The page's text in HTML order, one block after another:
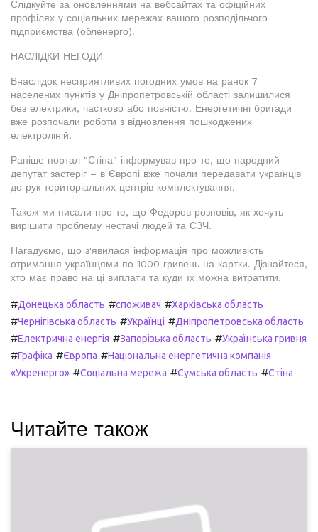
Слідкуйте за оновленнями на вебсайтах та офіційних
профілях у соціальних мережах вашого розподільчого
підприємства (обленерго).
НАСЛІДКИ НЕГОДИ
Внаслідок несприятливих погодних умов на ранок 7
населених пунктів у Дніпропетровській області залишилися
без електрики, частково або повністю. Енергетичні бригади
вже розпочали роботи з відновлення пошкоджених
електроліній.
Раніше портал "Стіна" інформував про те, що народний
депутат застеріг – в Європі вже почали передавати українців
до рук територіальних центрів комплектування.
Також ми писали про те, що Федоров розповів, як хочуть
вирішити проблему нестачі людей та СЗЧ.
Нагадуємо, що з'явилася інформація про можливість
отримання українцями по 1000 гривень на картки. Дізнайтеся,
хто має право на ці виплати та куди їх можна витратити.
#Донецька область #споживач #Харківська область
#Чернігівська область #Українці #Дніпропетровська область
#Електрична енергія #Запорізька область #Українська гривня
#Графіка #Європа #Національна енергетична компанія
«Укренерго» #Соціальна мережа #Сумська область #Стіна
Читайте також